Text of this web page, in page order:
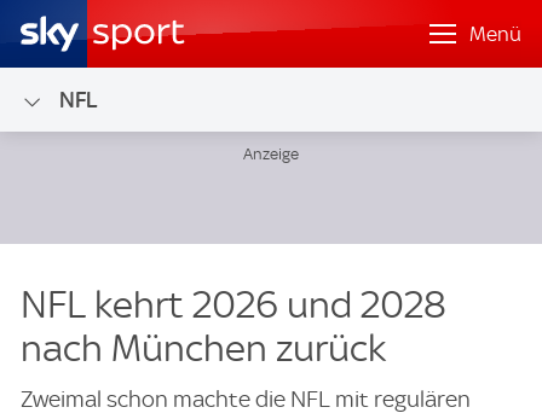
Menü
NFL
NFL kehrt 2026 und 2028
nach München zurück
Zweimal schon machte die NFL mit regulären